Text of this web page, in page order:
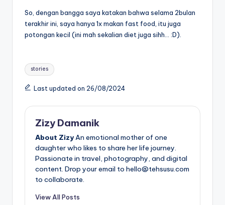
So, dengan bangga saya katakan bahwa selama 2bulan
terakhir ini, saya hanya 1x makan fast food, itu juga
potongan kecil (ini mah sekalian diet juga sihh… :D).
Tags:
stories
Last updated on 26/08/2024
Zizy Damanik
About ZizyAn emotional mother of one
daughter who likes to share her life journey.
Passionate in travel, photography, and digital
content. Drop your email to hello@tehsusu.com
to collaborate.
View All Posts